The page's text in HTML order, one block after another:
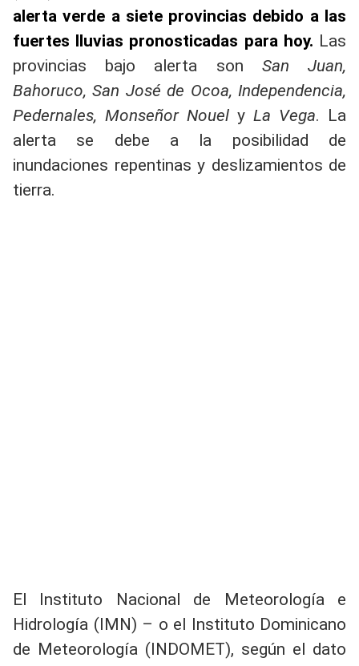
alerta verde a siete provincias debido a las
fuertes lluvias pronosticadas para hoy. Las
provincias bajo alerta son San Juan,
Bahoruco, San José de Ocoa, Independencia,
Pedernales, Monseñor Nouel y La Vega. La
alerta se debe a la posibilidad de
inundaciones repentinas y deslizamientos de
tierra.
El Instituto Nacional de Meteorología e
Hidrología (IMN) – o el Instituto Dominicano
de Meteorología (INDOMET), según el dato